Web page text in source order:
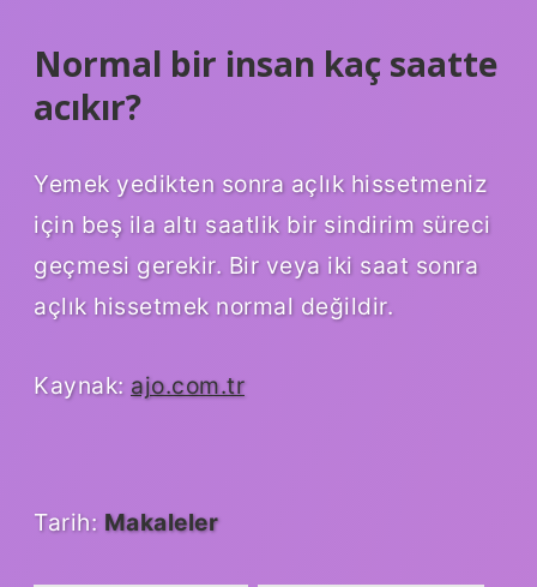
Normal bir insan kaç saatte
acıkır?
Yemek yedikten sonra açlık hissetmeniz
için beş ila altı saatlik bir sindirim süreci
geçmesi gerekir. Bir veya iki saat sonra
açlık hissetmek normal değildir.
Kaynak: ajo.com.tr
Tarih: Makaleler